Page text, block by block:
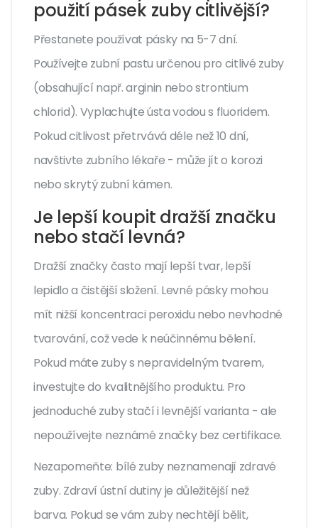
použití pásek zuby citlivější?
Přestanete používat pásky na 5-7 dní.
Používejte zubní pastu určenou pro citlivé zuby
(obsahující např. arginin nebo strontium
chlorid). Vyplachujte ústa vodou s fluoridem.
Pokud citlivost přetrvává déle než 10 dní,
navštivte zubního lékaře - může jít o korozi
nebo skrytý zubní kámen.
Je lepší koupit dražší značku
nebo stačí levná?
Dražší značky často mají lepší tvar, lepší
lepidlo a čistější složení. Levné pásky mohou
mít nižší koncentraci peroxidu nebo nevhodné
tvarování, což vede k neúčinnému bělení.
Pokud máte zuby s nepravidelným tvarem,
investujte do kvalitnějšího produktu. Pro
jednoduché zuby stačí i levnější varianta - ale
nepoužívejte neznámé značky bez certifikace.
Nezapomeňte: bílé zuby neznamenají zdravé
zuby. Zdraví ústní dutiny je důležitější než
barva. Pokud se vám zuby nechtějí bělit,